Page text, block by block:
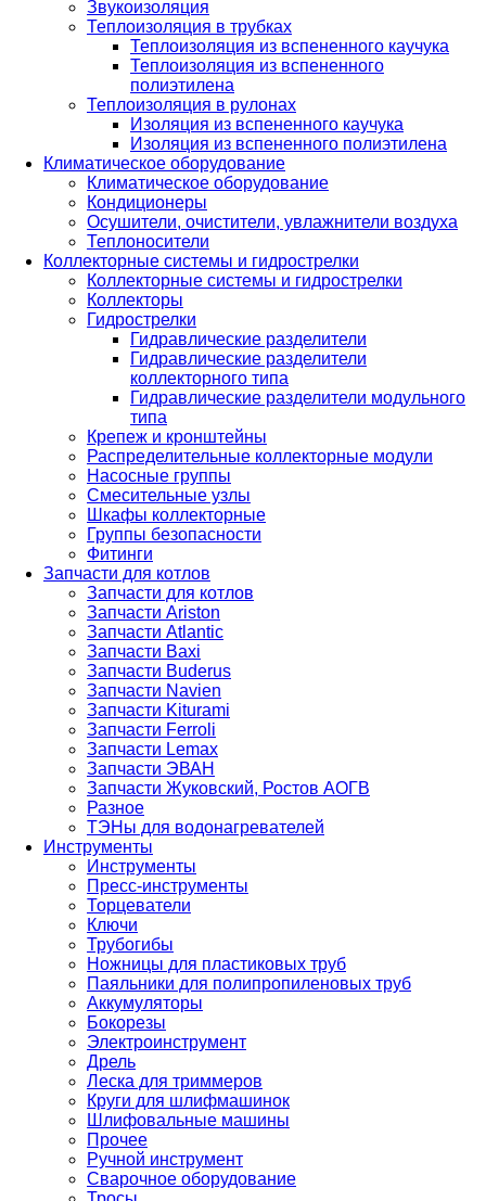
Звукоизоляция
Теплоизоляция в трубках
Теплоизоляция из вспененного каучука
Теплоизоляция из вспененного
полиэтилена
Теплоизоляция в рулонах
Изоляция из вспененного каучука
Изоляция из вспененного полиэтилена
Климатическое оборудование
Климатическое оборудование
Кондиционеры
Осушители, очистители, увлажнители воздуха
Теплоносители
Коллекторные системы и гидрострелки
Коллекторные системы и гидрострелки
Коллекторы
Гидрострелки
Гидравлические разделители
Гидравлические разделители
коллекторного типа
Гидравлические разделители модульного
типа
Крепеж и кронштейны
Распределительные коллекторные модули
Насосные группы
Смесительные узлы
Шкафы коллекторные
Группы безопасности
Фитинги
Запчасти для котлов
Запчасти для котлов
Запчасти Ariston
Запчасти Atlantic
Запчасти Baxi
Запчасти Buderus
Запчасти Navien
Запчасти Kiturami
Запчасти Ferroli
Запчасти Lemax
Запчасти ЭВАН
Запчасти Жуковский, Ростов АОГВ
Разное
ТЭНы для водонагревателей
Инструменты
Инструменты
Пресс-инструменты
Торцеватели
Ключи
Трубогибы
Ножницы для пластиковых труб
Паяльники для полипропиленовых труб
Аккумуляторы
Бокорезы
Электроинструмент
Дрель
Леска для триммеров
Круги для шлифмашинок
Шлифовальные машины
Прочее
Ручной инструмент
Сварочное оборудование